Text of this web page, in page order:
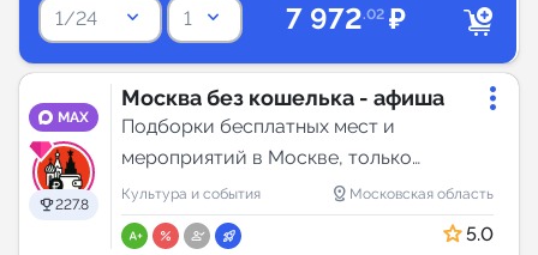
1/24 keyboard_arrow_down 1 keyboard_arrow_down 7 972.02 ₽
MAX
227.8
Москва без кошелька - афиша
Подборки бесплатных мест и
мероприятий в Москве, только
Московская аудитория.
Культура и события distance Московская область
5.0